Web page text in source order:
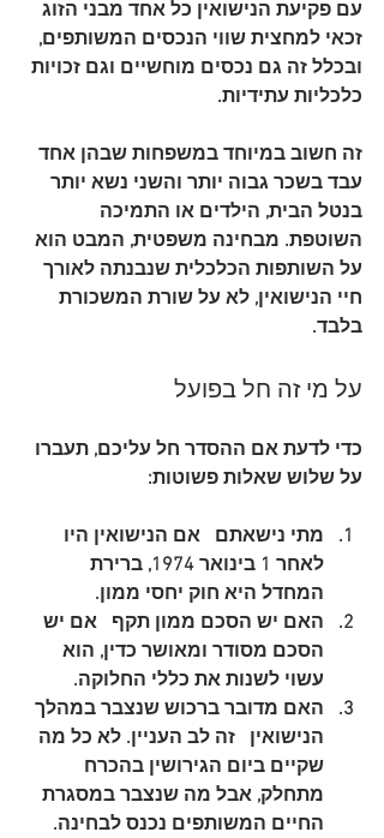
עם פקיעת הנישואין כל אחד מבני הזוג
זכאי למחצית שווי הנכסים המשותפים,
ובכלל זה גם נכסים מוחשיים וגם זכויות
כלכליות עתידיות.
זה חשוב במיוחד במשפחות שבהן אחד
עבד בשכר גבוה יותר והשני נשא יותר
בנטל הבית, הילדים או התמיכה
השוטפת. מבחינה משפטית, המבט הוא
על השותפות הכלכלית שנבנתה לאורך
חיי הנישואין, לא על שורת המשכורת
בלבד.
על מי זה חל בפועל
כדי לדעת אם ההסדר חל עליכם, תעברו
על שלוש שאלות פשוטות:
מתי נישאתם
   אם הנישואין היו
לאחר 1 בינואר 1974, ברירת
המחדל היא חוק יחסי ממון.
האם יש הסכם ממון תקף
   אם יש
הסכם מסודר ומאושר כדין, הוא
עשוי לשנות את כללי החלוקה.
האם מדובר ברכוש שנצבר במהלך
הנישואין
   זה לב העניין. לא כל מה
שקיים ביום הגירושין בהכרח
מתחלק, אבל מה שנצבר במסגרת
החיים המשותפים נכנס לבחינה.